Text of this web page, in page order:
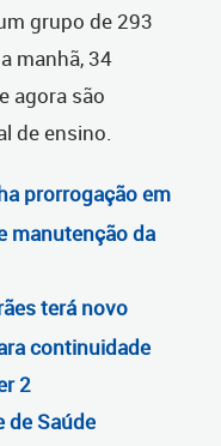
grupo de 293
manhã, 34
agora são
de ensino.
prorrogação em
manutenção da
terá novo
continuidade
2
de Saúde